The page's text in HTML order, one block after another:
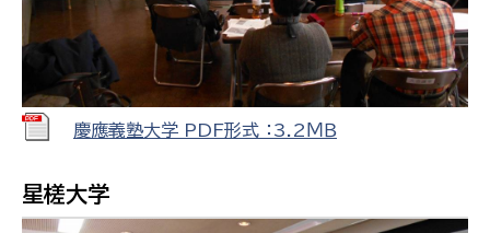
慶應義塾大学 PDF形式 ：3.2ＭＢ
星槎大学